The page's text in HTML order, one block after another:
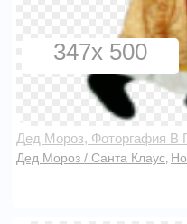
347x 500
Дед Мороз, Фоторгафия
Дед Мороз / Санта Клаус